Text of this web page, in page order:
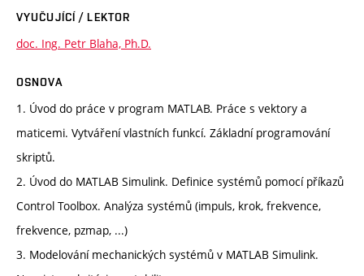
VYUČUJÍCÍ / LEKTOR
doc. Ing. Petr Blaha, Ph.D.
OSNOVA
1. Úvod do práce v program MATLAB. Práce s vektory a
maticemi. Vytváření vlastních funkcí. Základní programování
skriptů.
2. Úvod do MATLAB Simulink. Definice systémů pomocí příkazů
Control Toolbox. Analýza systémů (impuls, krok, frekvence,
frekvence, pzmap, ...)
3. Modelování mechanických systémů v MATLAB Simulink.